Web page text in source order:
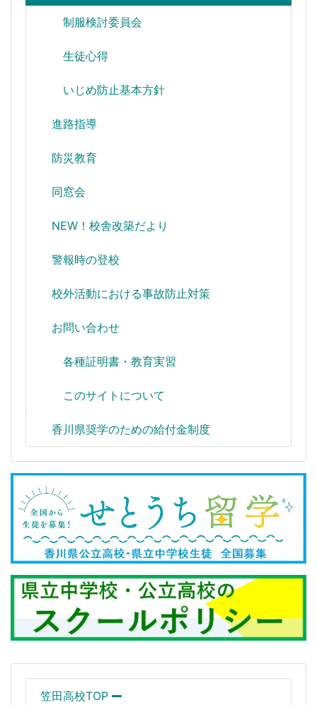
制服検討委員会
生徒心得
いじめ防止基本方針
進路指導
防災教育
同窓会
NEW！校舎改築だより
警報時の登校
校外活動における事故防止対策
お問い合わせ
各種証明書・教育実習
このサイトについて
香川県奨学のための給付金制度
笠田高校TOP